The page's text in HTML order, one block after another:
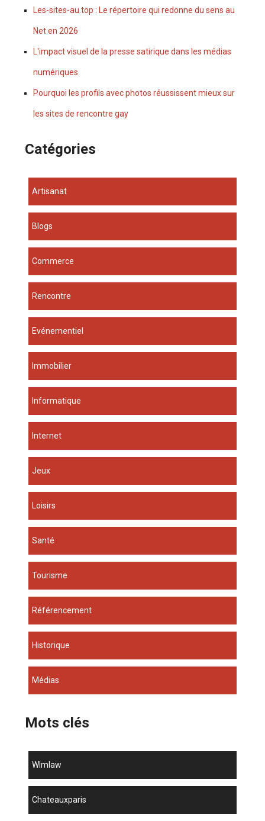
Les-sites-au.top : Le répertoire qui redonne du sens au
Net en 2026
L'impact visuel de la presse satirique dans les médias
numériques
Pourquoi les profils avec photos réussissent mieux sur
les sites de rencontre gay
Catégories
Artisanat
Blogs
Commerce
Rencontre
Evénementiel
Immobilier
Informatique
Internet
Jeux
Loisirs
Santé
Tourisme
Référencement
Historique
Médias
Mots clés
wlmlaw
chateauxparis